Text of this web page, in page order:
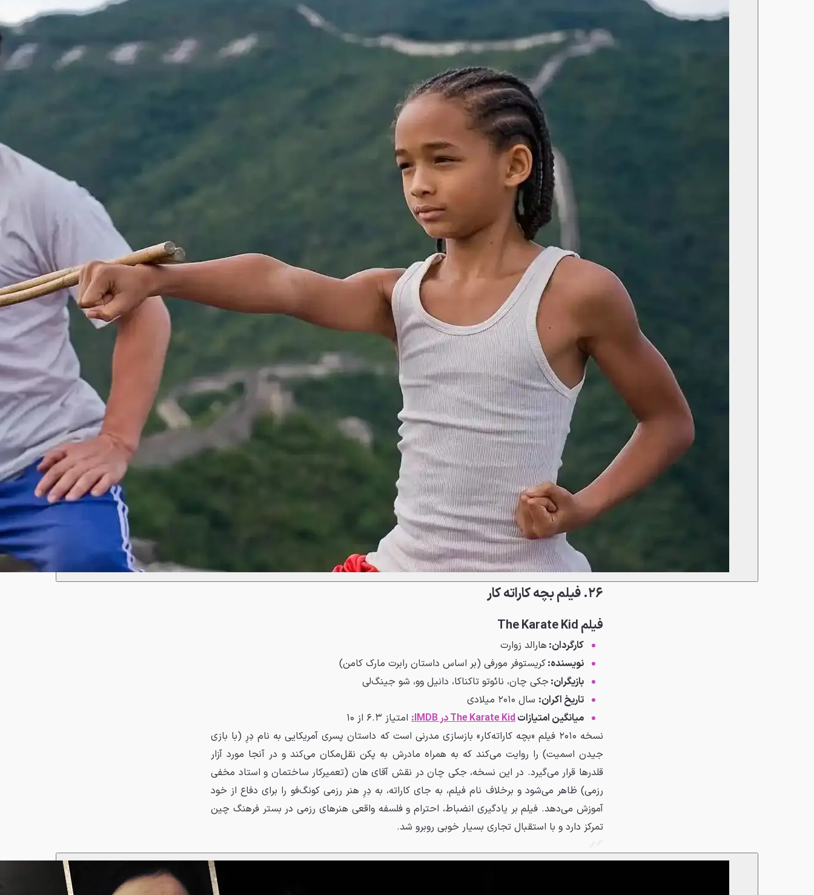
۲۶. فیلم بچه کاراته کار
فیلم The Karate Kid
کارگردان: هارالد زوارت
نویسنده:کریستوفر مورفی (بر اساس داستان رابرت مارک کامن)
بازیگران: جکی چان، نائوتو تاکناکا، دانیل وو، شو جینگ‌لی
تاریخ اکران: سال ۲۰۱۰ میلادی
میانگین امتیازاتThe Karate Kid در IMDB:
امتیاز ۶.۳ از ۱۰
نسخه ۲۰۱۰ فیلم «بچه کاراته‌کار» بازسازی مدرنی است که داستان پسری آمریکایی به نام دِرِ (با بازی
جیدن اسمیت) را روایت می‌کند که به همراه مادرش به پکن نقل‌مکان می‌کند و در آنجا مورد آزار
قلدرها قرار می‌گیرد. در این نسخه، جکی چان در نقش آقای هان (تعمیرکار ساختمان و استاد مخفی
رزمی) ظاهر می‌شود و برخلاف نام فیلم، به جای کاراته، به دِرِ هنر رزمی کونگ‌فو را برای دفاع از خود
آموزش می‌دهد. فیلم بر یادگیری انضباط، احترام و فلسفه واقعی هنرهای رزمی در بستر فرهنگ چین
تمرکز دارد و با استقبال تجاری بسیار خوبی روبرو شد.